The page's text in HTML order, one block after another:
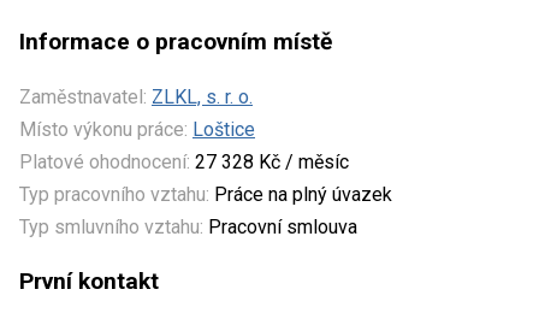
Informace o pracovním místě
Zaměstnavatel: ZLKL, s. r. o.
Místo výkonu práce: Loštice
Platové ohodnocení: 27 328 Kč / měsíc
Typ pracovního vztahu: Práce na plný úvazek
Typ smluvního vztahu: Pracovní smlouva
První kontakt